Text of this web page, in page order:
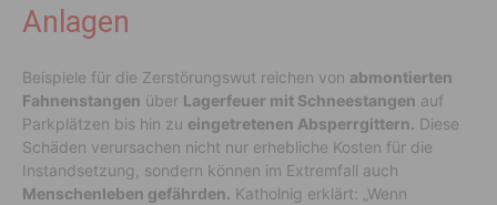
Anlagen
Beispiele für die Zerstörungswut reichen von abmontierten
Fahnenstangen über Lagerfeuer mit Schneestangen auf
Parkplätzen bis hin zu eingetretenen Absperrgittern. Diese
Schäden verursachen nicht nur erhebliche Kosten für die
Instandsetzung, sondern können im Extremfall auch
Menschenleben gefährden. Katholnig erklärt: „Wenn